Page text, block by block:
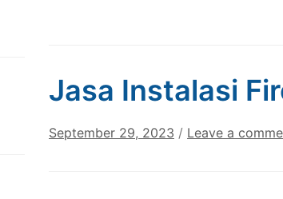
Jasa Instalasi
September 29, 2023 / Leave a